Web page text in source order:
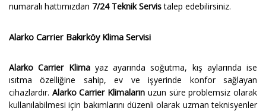
numaralı hattımızdan 7/24 Teknik Servistalep edebilirsiniz.
Alarko Carrier Bakırköy Klima Servisi
Alarko Carrier Klimayaz ayarında soğutma, kış aylarında ise
ısıtma özelliğine sahip, ev ve işyerinde konfor sağlayan
cihazlardır. Alarko Carrier Klimaların uzun süre problemsiz olarak
kullanılabilmesi için bakımlarını düzenli olarak uzman teknisyenler